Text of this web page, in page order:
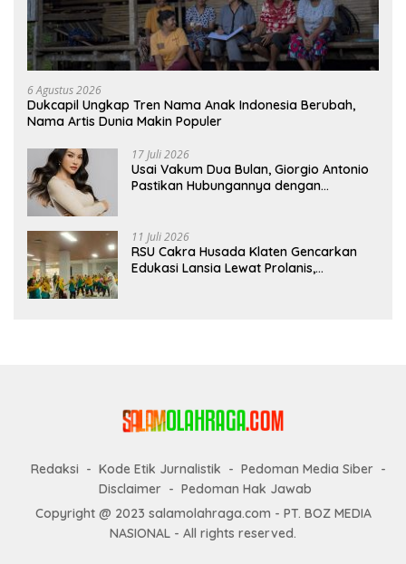
6 Agustus 2026
Dukcapil Ungkap Tren Nama Anak Indonesia Berubah,
Nama Artis Dunia Makin Populer
17 Juli 2026
Usai Vakum Dua Bulan, Giorgio Antonio
Pastikan Hubungannya dengan
11 Juli 2026
RSU Cakra Husada Klaten Gencarkan
Edukasi Lansia Lewat Prolanis,
Redaksi Kode Etik Jurnalistik
Pedoman Media Siber
Disclaimer
Pedoman Hak Jawab
Copyright @ 2023 salamolahraga.com - PT. BOZ MEDIA
NASIONAL - All rights reserved.